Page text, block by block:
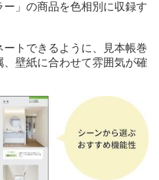
ー」の商品を色相別に収録す
トできるように、見本帳巻
壁紙に合わせて雰囲気が確